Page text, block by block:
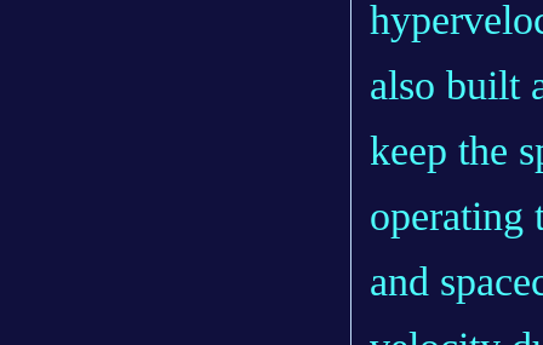
also built
keep the
operating
and